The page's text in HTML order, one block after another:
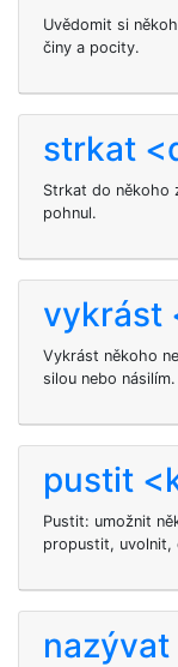
Uvědomit si
činy a pocity.
strkat
Strkat do někoho
pohnul.
vykrást
Vykrást někoho
silou nebo násilím.
pustit
Pustit: umožnit
propustit, uvolnit,